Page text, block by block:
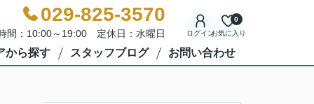
029-825-3570
間：10:00～19:00 定休日：水曜日 ログインお気に入り
0
から探す スタッフブログ お問い合わせ